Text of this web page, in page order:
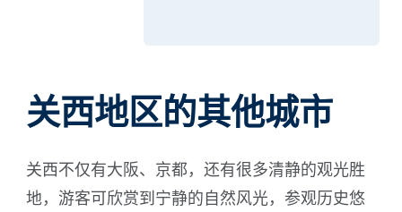
关西地区的其他城市
关西不仅有大阪、京都，还有很多清静的观光胜
地，游客可欣赏到宁静的自然风光，参观历史悠